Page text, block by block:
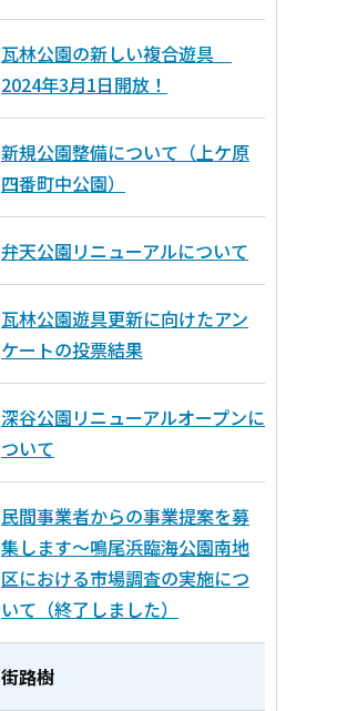
瓦林公園の新しい複合遊具
2024年3月1日開放！
新規公園整備について（上ケ原
四番町中公園）
弁天公園リニューアルについて
瓦林公園遊具更新に向けたアン
ケートの投票結果
深谷公園リニューアルオープンに
ついて
民間事業者からの事業提案を募
集します～鳴尾浜臨海公園南地
区における市場調査の実施につ
いて（終了しました）
街路樹